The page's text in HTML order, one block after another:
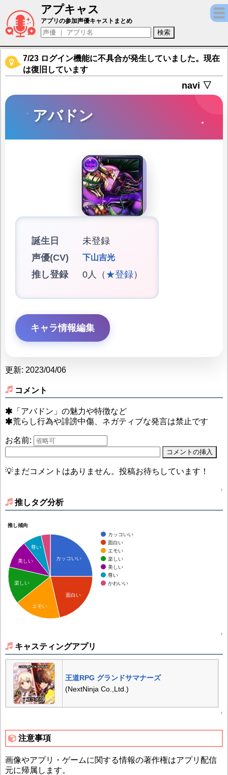
アプキャス
アバドン（声優：下山吉光)【グランドサマ
アプリの参加声優キャストまとめ
7/23 ログイン機能に不具合が発生していました。現在
は復旧しています
navi ▽
アバドン
誕生日
未登録
声優(CV)
下山吉光
推し登録 0人（ ★登録）
キャラ情報編集
更新: 2023/04/06
コメント
「アバドン」の魅力や特徴など
荒らし行為や誹謗中傷、ネガティブな発言は禁止です
お名前:
💡まだコメントはありません。投稿お待ちしています！
↑
推しタグ分析
推し傾向
カッコいい
面白い
エモい
楽しい
美しい
尊い
かわいい
カッコいい
面白い
尊い
美しい
楽しい
エモい
↑
キャスティングアプリ
王道RPG グランドサマナーズ
(NextNinja Co.,Ltd.)
↑
注意事項
画像やアプリ・ゲームに関する情報の著作権はアプリ配信
元に帰属します。